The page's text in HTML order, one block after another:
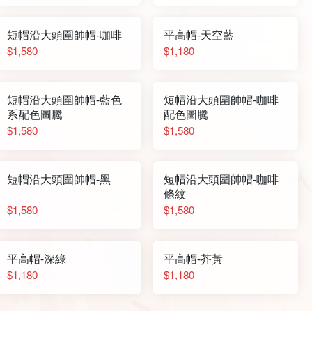
短帽沿大頭圍帥帽-咖啡
$1,580
平高帽-天空藍
$1,180
短帽沿大頭圍帥帽-藍色
系配色圖騰
$1,580
短帽沿大頭圍帥帽-咖啡
配色圖騰
$1,580
短帽沿大頭圍帥帽-黑
$1,580
短帽沿大頭圍帥帽-咖啡
條紋
$1,580
平高帽-深綠
$1,180
平高帽-芥黃
$1,180